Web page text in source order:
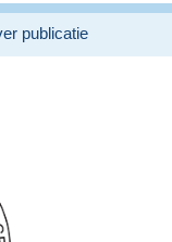
publicatie